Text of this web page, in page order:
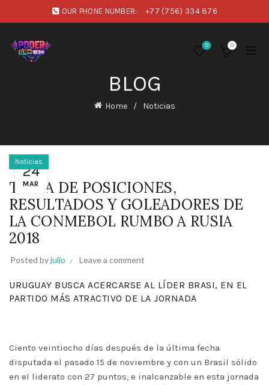
OUR PHONE NUMBER: +77 (756) 334 876
0 0
BLOG
Home Noticias
24
MAR
Noticias
TABLA DE POSICIONES,
RESULTADOS Y GOLEADORES DE
LA CONMEBOL RUMBO A RUSIA
2018
Posted byjulio Leave a comment
URUGUAY BUSCA ACERCARSE AL LÍDER BRASI, EN EL
PARTIDO MÁS ATRACTIVO DE LA JORNADA
Ciento veintiocho días después de la última fecha
disputada el pasado 15 de noviembre y con un Brasil sólido
en el liderato con 27 puntos, e inalcanzable en esta jornada